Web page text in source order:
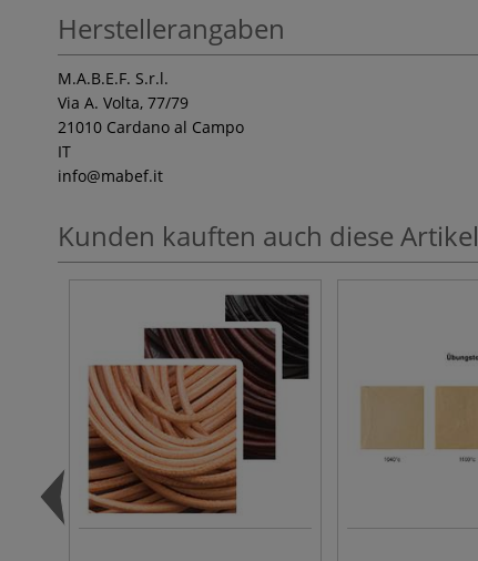
Herstellerangaben
M.A.B.E.F. S.r.l.
Via A. Volta, 77/79
21010 Cardano al Campo
IT
info@mabef.it
Kunden kauften auch diese Artikel